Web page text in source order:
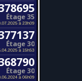
Étage 35
à 23h09
Étage 30
à 15h53
Étage 30
à 06h09